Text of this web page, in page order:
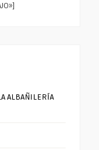
ALBAÑILERÍA